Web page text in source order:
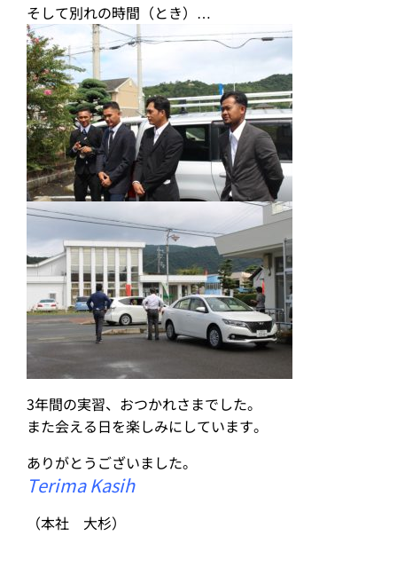
そして別れの時間（とき）…
3年間の実習、おつかれさまでした。
また会える日を楽しみにしています。
ありがとうございました。
Terima Kasih
（本社 大杉）